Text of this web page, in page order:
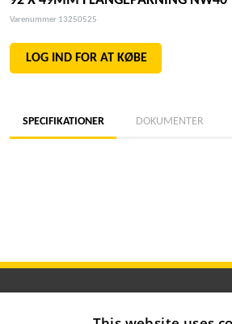
Varenummer 13250525
LOG IND FOR AT KØBE
SPECIFIKATIONER DOKUMENTER